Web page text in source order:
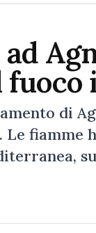
di
Le fiamme